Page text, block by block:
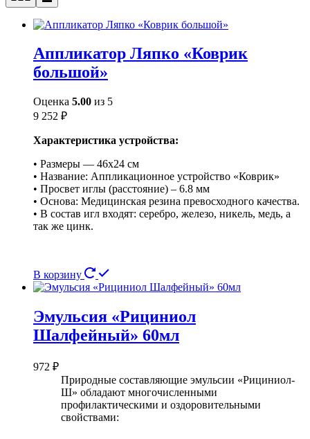
Аппликатор Ляпко «Коврик
большой»
Оценка 5.00 из 5
9 252 ₽
Характеристика устройства:
• Размеры — 46х24 см
• Название: Аппликационное устройство «Коврик»
• Просвет иглы (расстояние) – 6.8 мм
• Основа: Медицинская резина превосходного качества.
• В состав игл входят: серебро, железо, никель, медь, а
так же цинк.
В корзину
Эмульсия «Рициниол
Шалфейный» 60мл
972 ₽
Природные составляющие эмульсии «Рициниол-
Ш» обладают многочисленными
профилактическими и оздоровительными
свойствами: